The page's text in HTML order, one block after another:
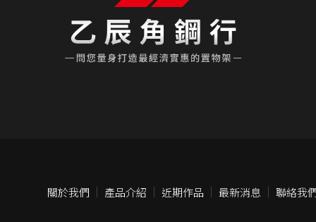
關於我們 產品介紹 近期作品 最新消息 聯絡我